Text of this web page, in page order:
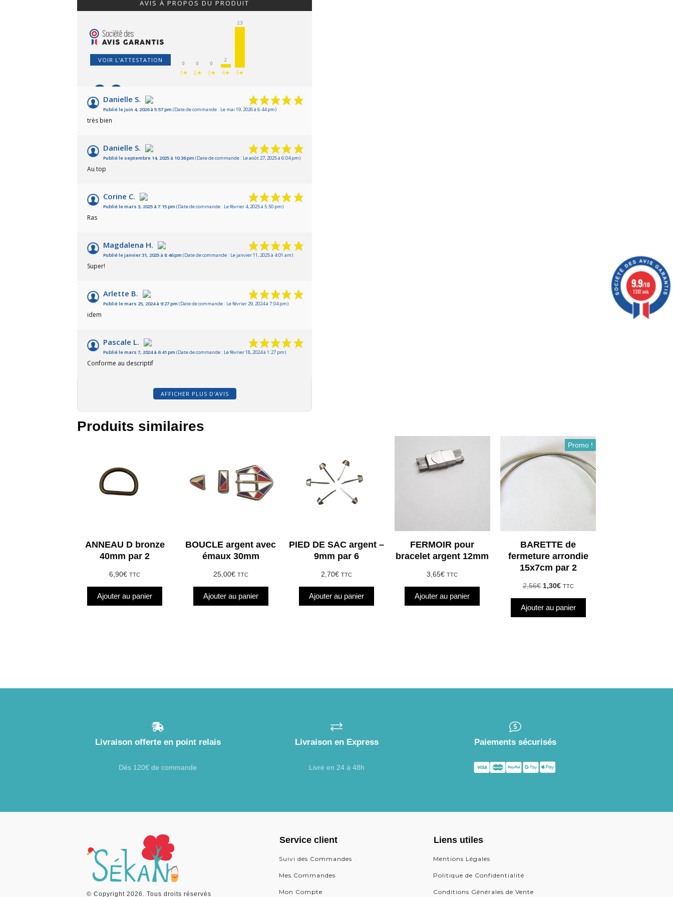
AVIS À PROPOS DU PRODUIT
VOIR L'ATTESTATION 0
1★
0
2★
0
3★
2
4★
23
5★
9.8/10
Danielle S.
Publié le juin 4, 2026 à 5:57 pm (Date de commande : Le mai 19, 2026 à 6:44 pm)
très bien
Danielle S.
Publié le septembre 14, 2025 à 10:36 pm (Date de commande : Le août 27, 2025 à 6:04 pm)
Au top
Corine C.
Publié le mars 3, 2025 à 7:15 pm (Date de commande : Le février 4, 2025 à 5:50 pm)
Ras
Magdalena H.
Publié le janvier 31, 2025 à 8:46 pm (Date de commande : Le janvier 11, 2025 à 4:01 am)
Super!
Arlette B.
Publié le mars 25, 2024 à 9:27 pm (Date de commande : Le février 29, 2024 à 7:04 pm)
idem
Pascale L.
Publié le mars 7, 2024 à 6:41 pm (Date de commande : Le février 18, 2024 à 1:27 pm)
Conforme au descriptif
AFFICHER PLUS D'AVIS
Produits similaires
ANNEAU D bronze
40mm par 2
6,90€ TTC
Ajouter au panier
BOUCLE argent avec
émaux 30mm
25,00€ TTC
Ajouter au panier
PIED DE SAC argent –
9mm par 6
2,70€ TTC
Ajouter au panier
FERMOIR pour
bracelet argent 12mm
3,65€ TTC
Ajouter au panier
Promo !
BARETTE de
fermeture arrondie
15x7cm par 2
2,56€ Le
initial
était :
1,30€Le
actuel
TTC
Ajouter au panier
Livraison offerte en point relais
Dès 120€ de commande
Livraison en Express
Livré en 24 à 48h
Paiements sécurisés
© Copyright 2026 . Tous droits réservés
Service client
Suivi des Commandes
Mes Commandes
Mon Compte
Liens utiles
Mentions Légales
Politique de Confidentialité
Conditions Générales de Vente
9.9/10
1387 avis